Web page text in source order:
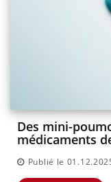
Des mini-
médicaments
Publié le